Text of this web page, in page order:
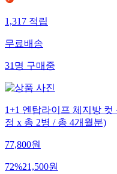
1,317적립
무료배송
31명구매중
1+1 엔탑라이프 체지방
정 x 총 2병 / 총 4개월분)
77,800원
72%21,500원